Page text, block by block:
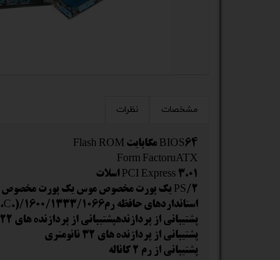
مشخصات نظرات
BIOS64 مگابایت Flash ROM
Form FactoruATX
PCI Express 3.01 اسلات
PS/2 یک پورت مخصوص موس یک پورت مخصوص کیبورد
استانداردهای حافظه رمDDR3 2200(O.C.)/2133(O.C.)/2000(O.C.)/1866(O.C.)/1600/1333/1066
پشتیبانی از پردازندهپشتیبانی از پردازنده های 22 نانومتری
پشتیبانی از پردازنده های 32 نانومتری
پشتیبانی از رم 2 کاناله